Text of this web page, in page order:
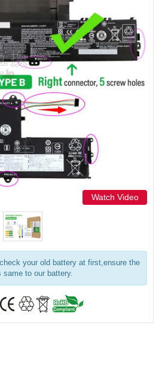
Watch Video
your old battery at first,ensure the
to our battery.